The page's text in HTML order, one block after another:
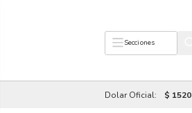
Secciones
Dolar Oficial: $ 1520